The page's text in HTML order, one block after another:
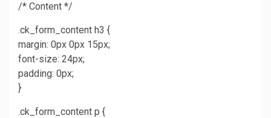
/* Content */
.ck_form_content h3 {
margin: 0px 0px 15px;
font-size: 24px;
padding: 0px;
}
.ck_form_content p {